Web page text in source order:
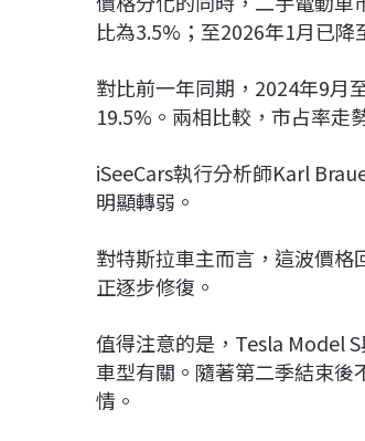
比為3.5%；至2026年1月已降
對比前一年同期，2024年9月
19.5%。兩相比較，市占率走
iSeeCars執行分析師Karl
明顯轉弱。
對特斯拉車主而言，這波價
正逐步修復。
值得注意的是， Tesla Model S
車型有關。隨著第二季結束
情。